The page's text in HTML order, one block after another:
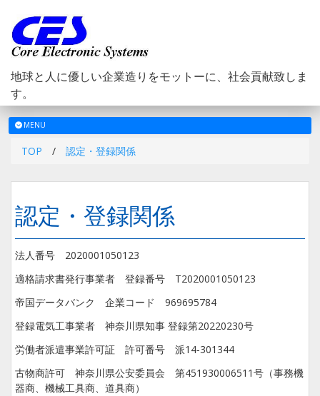
地球と人に優しい企業造りをモットーに、社会貢献致しま
す。
メ
ニ
MENU
TOP / 認定・登録関係
認定・登録関係
法人番号 2020001050123
適格請求書発行事業者 登録番号 T2020001050123
帝国データバンク 企業コード 969695784
登録電気工事業者 神奈川県知事 登録第20220230号
労働者派遣事業許可証 許可番号 派14-301344
古物商許可 神奈川県公安委員会 第451930006511号（事務機
器商、機械工具商、道具商）